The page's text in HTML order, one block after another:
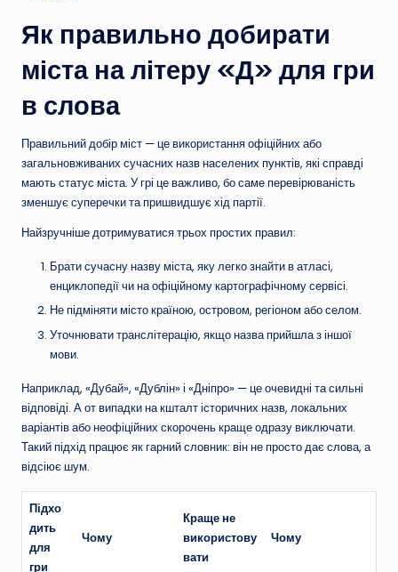
Як правильно добирати
міста на літеру «Д» для гри
в слова
Правильний добір міст — це використання офіційних або
загальновживаних сучасних назв населених пунктів, які справді
мають статус міста. У грі це важливо, бо саме перевірюваність
зменшує суперечки та пришвидшує хід партії.
Найзручніше дотримуватися трьох простих правил:
Брати сучасну назву міста, яку легко знайти в атласі,
енциклопедії чи на офіційному картографічному сервісі.
Не підміняти місто країною, островом, регіоном або селом.
Уточнювати транслітерацію, якщо назва прийшла з іншої
мови.
Наприклад, «Дубай», «Дублін» і «Дніпро» — це очевидні та сильні
відповіді. А от випадки на кшталт історичних назв, локальних
варіантів або неофіційних скорочень краще одразу виключати.
Такий підхід працює як гарний словник: він не просто дає слова, а
відсіює шум.
Підхо
дить
для
гри
Чому
Краще не
використову
вати
Чому